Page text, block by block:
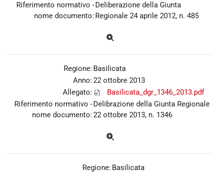
Riferimento normativo -
nome documento:
Deliberazione della Giunta
Regionale 24 aprile 2012, n. 485
Regione: Basilicata
Anno:22 ottobre 2013
Allegato:
Basilicata_dgr_1346_2013.pdf
Riferimento normativo -
nome documento:
Delibrazione della Giunta Regionale
22 ottobre 2013, n. 1346
Regione: Basilicata